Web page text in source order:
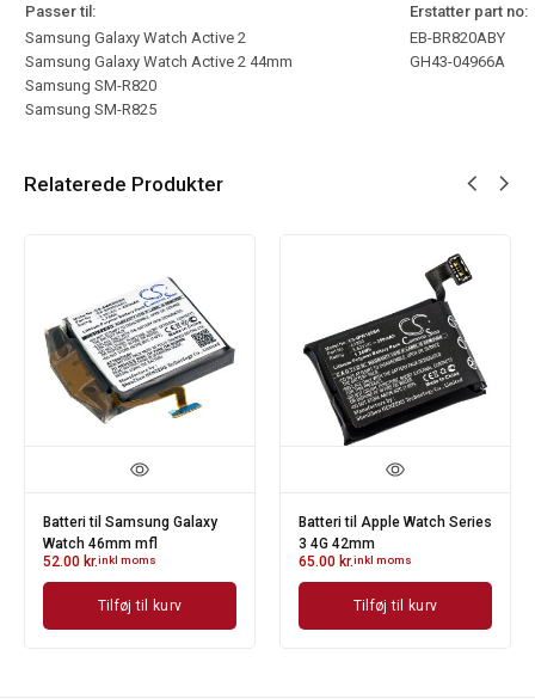
Passer til:
Erstatter part no:
Samsung Galaxy Watch Active 2
Samsung Galaxy Watch Active 2 44mm
Samsung SM-R820
Samsung SM-R825
EB-BR820ABY
GH43-04966A
Relaterede Produkter
Batteri til Samsung Galaxy
Watch 46mm mfl
52.00 kr.inkl moms
Tilføj til kurv
Batteri til Apple Watch Series
3 4G 42mm
65.00 kr.inkl moms
Tilføj til kurv